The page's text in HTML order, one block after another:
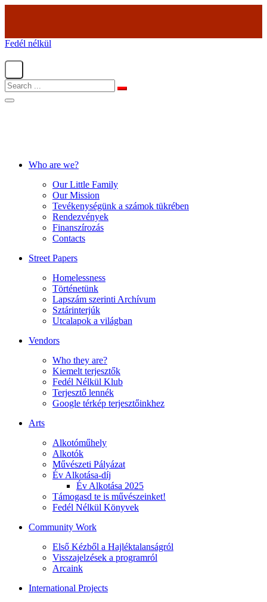
Fedél nélkül
Who are we?
Our Little Family
Our Mission
Tevékenységünk a számok tükrében
Rendezvények
Finanszírozás
Contacts
Street Papers
Homelessness
Történetünk
Lapszám szerinti Archívum
Sztárinterjúk
Utcalapok a világban
Vendors
Who they are?
Kiemelt terjesztők
Fedél Nélkül Klub
Terjesztő lennék
Google térkép terjesztőinkhez
Arts
Alkotóműhely
Alkotók
Művészeti Pályázat
Év Alkotása-díj
Év Alkotása 2025
Támogasd te is művészeinket!
Fedél Nélkül Könyvek
Community Work
Első Kézből a Hajléktalanságról
Visszajelzések a programról
Arcaink
International Projects